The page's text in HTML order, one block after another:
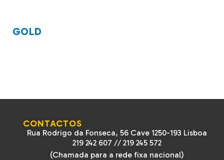
GOLD
CONTACTOS
Rua Rodrigo da Fonseca, 56 Cave 1250-193 Lisboa
219 242 607 //219 245 572
(Chamada para a rede fixa nacional)